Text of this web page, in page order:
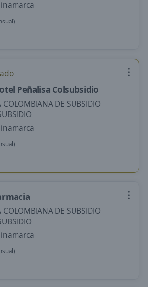
Peñalisa Colsubsidio
COLOMBIANA DE SUBSIDIO
COLOMBIANA DE SUBSIDIO